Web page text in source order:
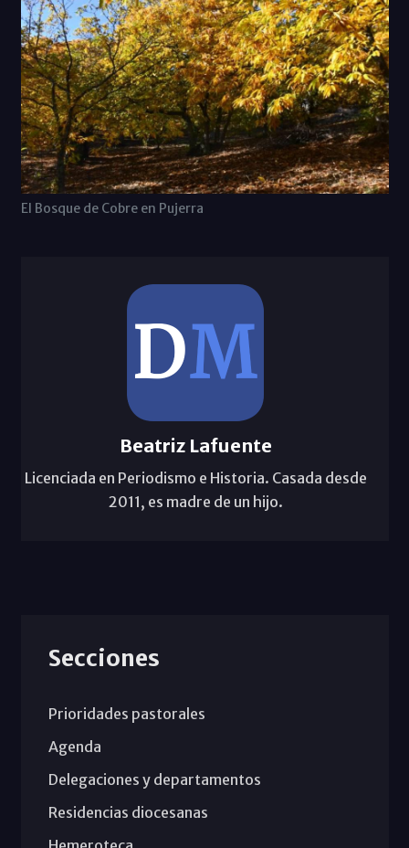
El Bosque de Cobre en Pujerra
Beatriz Lafuente
Licenciada en Periodismo e Historia. Casada desde
2011, es madre de un hijo.
Secciones
Prioridades pastorales
Agenda
Delegaciones y departamentos
Residencias diocesanas